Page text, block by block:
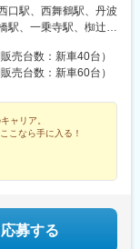
Cars
Cars 南近畿奈
あり＜受動喫煙対策
口駅、西舞鶴駅、丹波
駅、一乗寺駅、椥辻
速長田駅、妙法寺駅
日野道駅(阪神線)、
伊丹駅(阪急線)、中
神駅、田尾寺駅、大
石駅、魚住駅、千里
、庄内駅(大阪府)、
市駅、村野駅、長尾
駅(大阪府)、瓢箪山駅
宜駅、御幣島駅、三国
堤駅、今福鶴見駅、蒲
売台数：新車40台）
売台数：新車60台）
ャリア。
こなら手に入る！
応募する